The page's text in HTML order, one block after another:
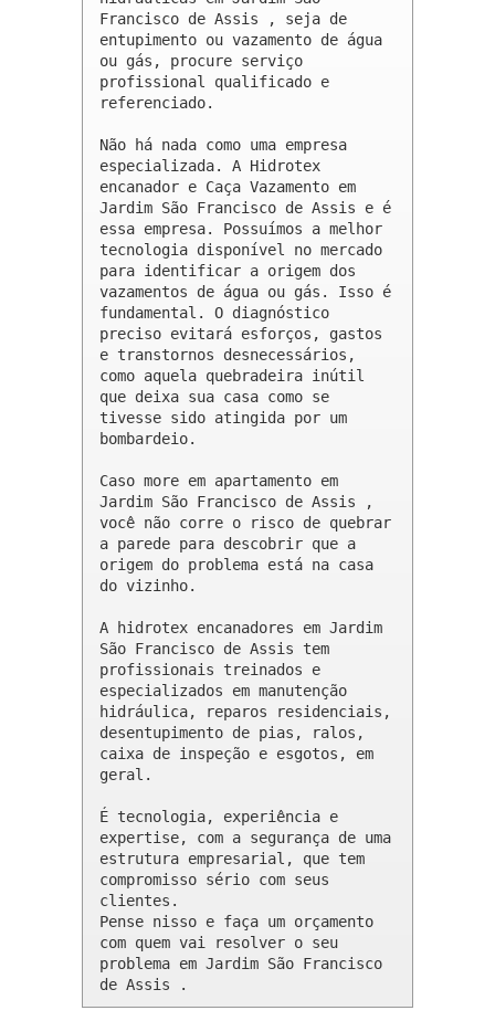
Francisco de Assis , seja de
entupimento ou vazamento de água
ou gás, procure serviço
profissional qualificado e
referenciado.
Não há nada como uma empresa
especializada. A Hidrotex
encanador e Caça Vazamento em
Jardim São Francisco de Assis e é
essa empresa. Possuímos a melhor
tecnologia disponível no mercado
para identificar a origem dos
vazamentos de água ou gás. Isso é
fundamental. O diagnóstico
preciso evitará esforços, gastos
e transtornos desnecessários,
como aquela quebradeira inútil
que deixa sua casa como se
tivesse sido atingida por um
bombardeio.
Caso more em apartamento em
Jardim São Francisco de Assis ,
você não corre o risco de quebrar
a parede para descobrir que a
origem do problema está na casa
do vizinho.
A hidrotex encanadores em Jardim
São Francisco de Assis tem
profissionais treinados e
especializados em manutenção
hidráulica, reparos residenciais,
desentupimento de pias, ralos,
caixa de inspeção e esgotos, em
geral.
É tecnologia, experiência e
expertise, com a segurança de uma
estrutura empresarial, que tem
compromisso sério com seus
clientes.
Pense nisso e faça um orçamento
com quem vai resolver o seu
problema em Jardim São Francisco
de Assis .